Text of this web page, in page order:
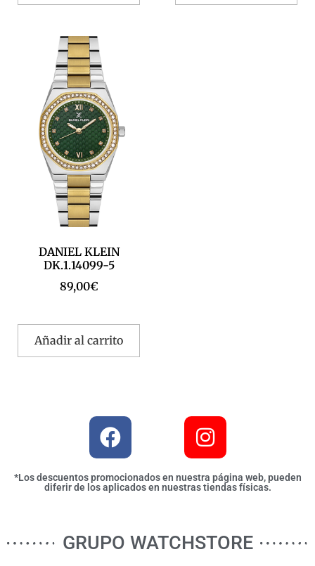
DANIEL KLEIN
DK.1.14099-5
89,00€
Añadir al carrito
*Los descuentos promocionados en nuestra página web, pueden
diferir de los aplicados en nuestras tiendas físicas.
GRUPO WATCHSTORE